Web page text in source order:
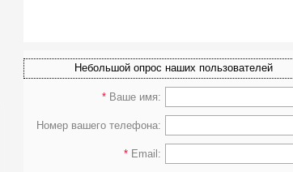
Небольшой опрос наших пользователей
* Ваше имя:
Номер вашего телефона:
* Email: